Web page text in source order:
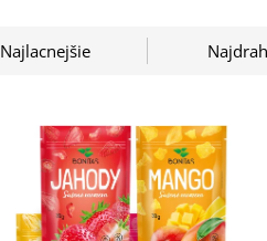
Najlacnejšie